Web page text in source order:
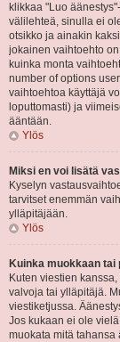
klikkaa "Luo
välilehteä, sinulla ei
otsikko ja ainakin
jokainen vaihtoehto
kuinka monta
number of options
vaihtoehtoa käyttäjä
loputtomasti) ja
ääntään.
Ylös
Miksi en voi lisätä
Kyselyn
tarvitset enemmän
ylläpitäjään.
Ylös
Kuinka muokkaan
Kuten viestien
valvoja tai ylläpitäjä.
viestiketjussa.
Jos kukaan ei ole
muokata mitä tahansa